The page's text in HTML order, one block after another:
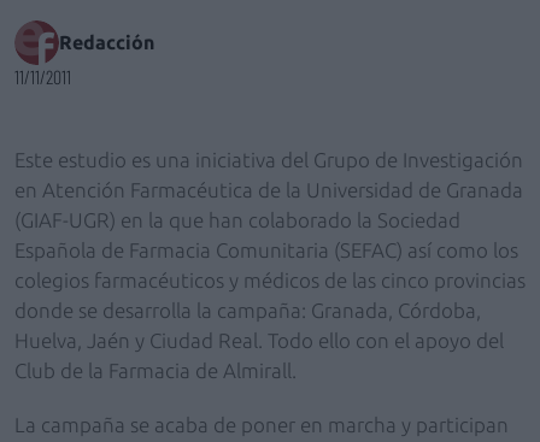
Redacción
11/11/2011
Este estudio es una iniciativa del Grupo de Investigación
en Atención Farmacéutica de la Universidad de Granada
(GIAF-UGR) en la que han colaborado la Sociedad
Española de Farmacia Comunitaria (SEFAC) así como los
colegios farmacéuticos y médicos de las cinco provincias
donde se desarrolla la campaña: Granada, Córdoba,
Huelva, Jaén y Ciudad Real. Todo ello con el apoyo del
Club de la Farmacia de Almirall.
La campaña se acaba de poner en marcha y participan